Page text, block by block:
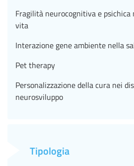
Fragilità neurocognitiva e psichica
vita
Interazione gene ambiente nella
Pet therapy
Personalizzazione della cura nei
neurosviluppo
Tipologia